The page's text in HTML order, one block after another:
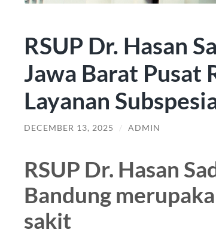
RSUP Dr. Hasan
Jawa Barat Pusat
Layanan
DECEMBER 13, 2025 / ADMIN
RSUP Dr. Hasan
Bandung
sakit